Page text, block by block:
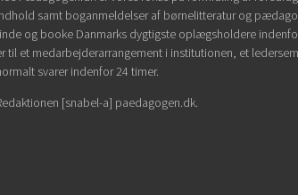
samt boganmeldelser af børnelitteratur og
og booke Danmarks dygtigste oplægsholdere
til et medarbejderarrangement i institutionen, et
svarer indenfor 24 timer.
[snabel-a] paedagogen.dk.